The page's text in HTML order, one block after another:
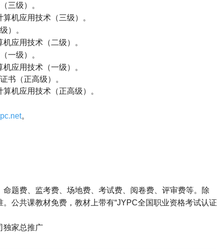
三级）。
机应用技术（三级）。
）。
应用技术（二级）。
一级）。
应用技术（一级）。
书（正高级）。
机应用技术（正高级）。
。
题费、监考费、场地费、考试费、阅卷费、评审费等。除
公共课教材免费，教材上带有“JYPC全国职业资格考试认证
独家总推广